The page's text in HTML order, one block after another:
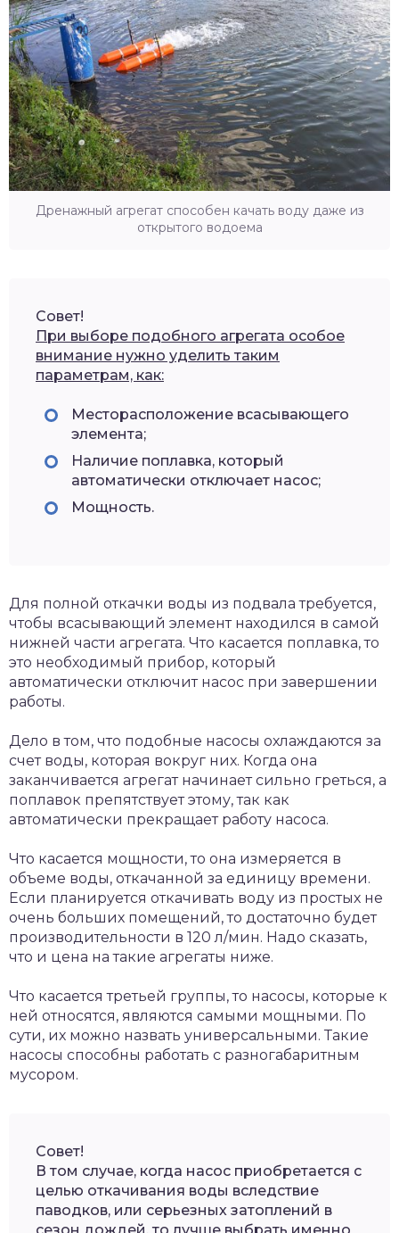
Дренажный агрегат способен качать воду даже из
открытого водоема
Совет!
При выборе подобного агрегата особое
внимание нужно уделить таким
параметрам, как:
Месторасположение всасывающего
элемента;
Наличие поплавка, который
автоматически отключает насос;
Мощность.
Для полной откачки воды из подвала требуется,
чтобы всасывающий элемент находился в самой
нижней части агрегата. Что касается поплавка, то
это необходимый прибор, который
автоматически отключит насос при завершении
работы.
Дело в том, что подобные насосы охлаждаются за
счет воды, которая вокруг них. Когда она
заканчивается агрегат начинает сильно греться, а
поплавок препятствует этому, так как
автоматически прекращает работу насоса.
Что касается мощности, то она измеряется в
объеме воды, откачанной за единицу времени.
Если планируется откачивать воду из простых не
очень больших помещений, то достаточно будет
производительности в 120 л/мин. Надо сказать,
что и цена на такие агрегаты ниже.
Что касается третьей группы, то насосы, которые к
ней относятся, являются самыми мощными. По
сути, их можно назвать универсальными. Такие
насосы способны работать с разногабаритным
мусором.
Совет!
В том случае, когда насос приобретается с
целью откачивания воды вследствие
паводков, или серьезных затоплений в